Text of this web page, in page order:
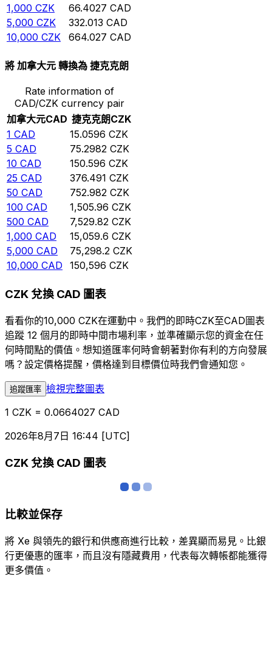
1,000 CZK 66.4027 CAD
5,000 CZK 332.013 CAD
10,000 CZK 664.027 CAD
將 加拿大元 轉換為 捷克克朗
Rate information of
CAD/CZK currency pair
加拿大元CAD 捷克克朗CZK
1 CAD 15.0596 CZK
5 CAD 75.2982 CZK
10 CAD 150.596 CZK
25 CAD 376.491 CZK
50 CAD 752.982 CZK
100 CAD 1,505.96 CZK
500 CAD 7,529.82 CZK
1,000 CAD 15,059.6 CZK
5,000 CAD 75,298.2 CZK
10,000 CAD 150,596 CZK
CZK 兌換 CAD 圖表
看看你的10,000 CZK在運動中。我們的即時CZK至CAD圖表
追蹤 12 個月的即時中間市場利率，並準確顯示您的資金在任
何時間點的價值。想知道匯率何時會朝著對你有利的方向發展
嗎？設定價格提醒，價格達到目標價位時我們會通知您。
追蹤匯率 檢視完整圖表
1 CZK = 0.0664027 CAD
2026年8月7日 16:44 [UTC]
CZK 兌換 CAD 圖表
比較並保存
將 Xe 與領先的銀行和供應商進行比較，差異顯而易見。比銀
行更優惠的匯率，而且沒有隱藏費用，代表每次轉帳都能獲得
更多價值。